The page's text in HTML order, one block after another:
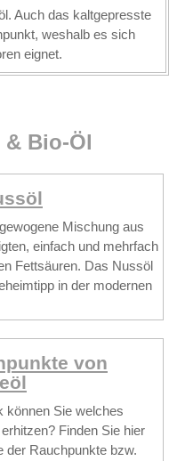
Auch das kaltgepresste
weshalb es sich
eignet.
Bio-Öl
Mischung aus
einfach und mehrfach
Fettsäuren. Das Nussöl
in der modernen
von
können Sie welches
Finden Sie hier
der Rauchpunkte bzw.